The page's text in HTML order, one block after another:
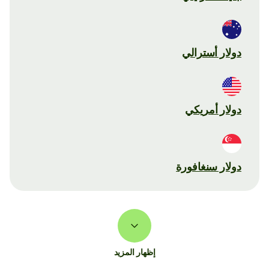
دولار أسترالي
دولار أمريكي
دولار سنغافورة
إظهار المزيد